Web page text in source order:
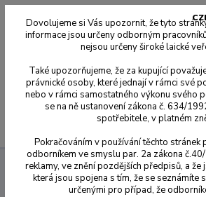
Dynamic Abutment Solution
DAS
PreScanbody
Dovolujeme si Vás upozornit, že tyto
informace jsou určeny odborným
nejsou určeny široké laické
Také upozorňujeme, že za kupující
právnické osoby, které jednají v rámci své
nebo v rámci samostatného výkonu svého
se na ně ustanovení zákona č. 634/
spotřebitele, v platném
Pokračováním v používání těchto stránek
odborníkem ve smyslu par. 2a zákona
reklamy, ve znění pozdějších předpisů, a že
která jsou spojena s tím, že se seznámíte
určenými pro případ, že